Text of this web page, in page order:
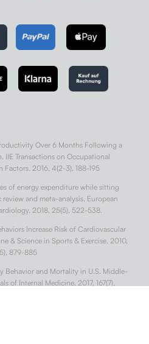
Over 6 Months Following a
IIE Transactions on Occupational
Factors. 2016, 4(2-3), 188-195
of energy expenditure while sitting
and meta-analysis. European
2018, 25(5), 522-538.
Increase Risk of Cardiovascular
& Science in Sports & Exercise. 2010,
879-885
Behavior and Mortality in U.S. Middle-
of Internal Medicine. 2017, 167(7).